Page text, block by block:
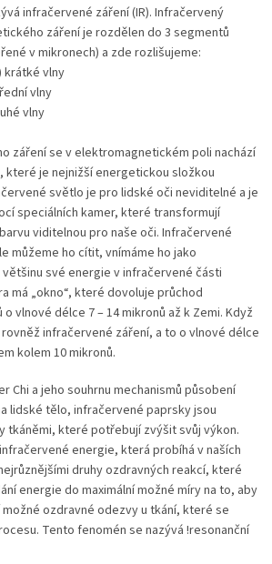
infračervené záření (IR). Infračervený
záření je rozdělen do 3 segmentů
v mikronech) a zde rozlišujeme:
krátké vlny
vlny
vlny
záření se v elektromagnetickém poli nachází
je nejnižší energetickou složkou
světlo je pro lidské oči neviditelné a je
speciálních kamer, které transformují
viditelnou pro naše oči. Infračervené
můžeme ho cítit, vnímáme ho jako
své energie v infračervené části
má „okno“, které dovoluje průchod
vlnové délce 7 – 14 mikronů až k Zemi. Když
infračervené záření, a to o vlnové délce
kolem 10 mikronů.
Chi a jeho souhrnu mechanismů působení
lidské tělo, infračervené paprsky jsou
tkáněmi, které potřebují zvýšit svůj výkon.
energie, která probíhá v naších
druhy ozdravných reakcí, které
energie do maximální možné míry na to, aby
ozdravné odezvy u tkání, které se
Tento fenomén se nazývá !resonanční